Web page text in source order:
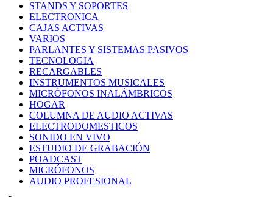
panel
panel
panel
panel
panel
panel
STANDS Y SOPORTES
ELECTRONICA
CAJAS ACTIVAS
VARIOS
PARLANTES Y SISTEMAS PASIVOS
TECNOLOGIA
RECARGABLES
INSTRUMENTOS MUSICALES
MICRÓFONOS INALÁMBRICOS
HOGAR
COLUMNA DE AUDIO ACTIVAS
ELECTRODOMESTICOS
SONIDO EN VIVO
ESTUDIO DE GRABACIÓN
POADCAST
MICRÓFONOS
AUDIO PROFESIONAL